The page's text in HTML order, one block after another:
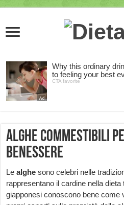
Alghe commestibili
benessere
Lealghe sono celebri nelle
rappresentano il cardine nella
giapponesi conoscono bene come